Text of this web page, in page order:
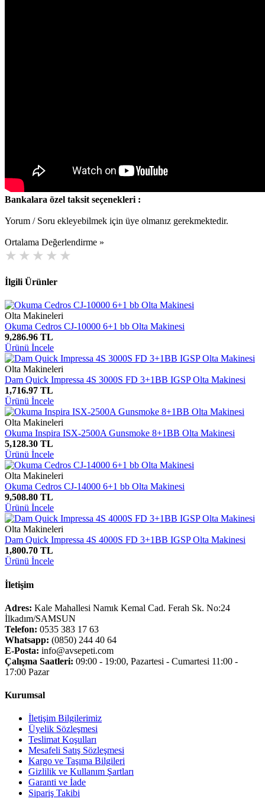
Bankalara özel taksit seçenekleri :
Yorum / Soru ekleyebilmek için üye olmanız gerekmektedir.
Ortalama Değerlendirme »
İlgili Ürünler
Olta Makineleri
Okuma Cedros CJ-10000 6+1 bb Olta Makinesi
9,286.96 TL
Ürünü İncele
Olta Makineleri
Dam Quick Impressa 4S 3000S FD 3+1BB IGSP Olta Makinesi
1,716.97 TL
Ürünü İncele
Olta Makineleri
Okuma Inspira ISX-2500A Gunsmoke 8+1BB Olta Makinesi
5,128.30 TL
Ürünü İncele
Olta Makineleri
Okuma Cedros CJ-14000 6+1 bb Olta Makinesi
9,508.80 TL
Ürünü İncele
Olta Makineleri
Dam Quick Impressa 4S 4000S FD 3+1BB IGSP Olta Makinesi
1,800.70 TL
Ürünü İncele
İletişim
Adres: Kale Mahallesi Namık Kemal Cad. Ferah Sk. No:24
İlkadım/SAMSUN
Telefon: 0535 383 17 63
Whatsapp: (0850) 244 40 64
E-Posta: info@avsepeti.com
Çalışma Saatleri: 09:00 - 19:00, Pazartesi - Cumartesi 11:00 -
17:00 Pazar
Kurumsal
İletişim Bilgilerimiz
Üyelik Sözleşmesi
Teslimat Koşulları
Mesafeli Satış Sözleşmesi
Kargo ve Taşıma Bilgileri
Gizlilik ve Kullanım Şartları
Garanti ve İade
Sipariş Takibi